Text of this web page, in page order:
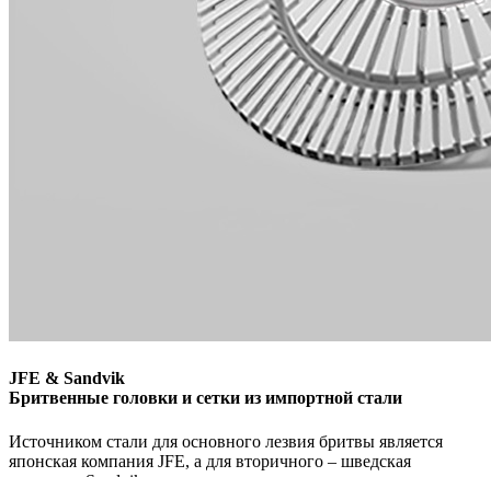
JFE & Sandvik
Бритвенные головки и сетки из импортной стали
Источником стали для основного лезвия бритвы является
японская компания JFE, а для вторичного – шведская